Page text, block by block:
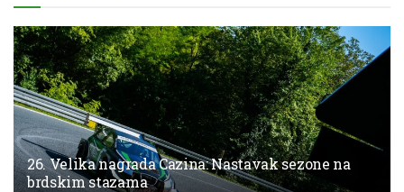
26. Velika nagrada Cazina: Nastavak sezone na
brdskim stazama